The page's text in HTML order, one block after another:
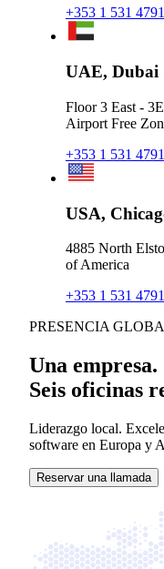
+353 1 531 4791
UAE, Dubai
Floor 3 East -
Airport Free
+353 1 531 4791
USA,
4885 North
of America
+353 1 531 4791
PRESENCIA
Una empresa.
Seis oficinas
Liderazgo local.
software en Europa y
Reservar una llamada